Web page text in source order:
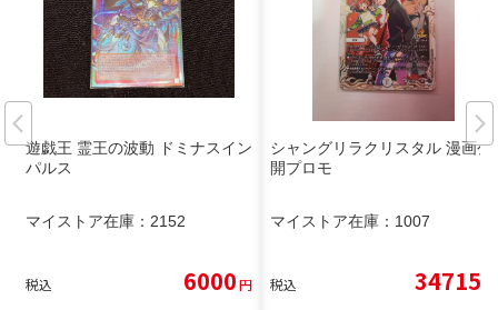
遊戯王 霊王の波動 ドミナスイン
パルス
マイストア在庫： 2152
税込 6000円
シャングリラクリスタル 漫画公
開プロモ
マイストア在庫： 1007
税込 34715